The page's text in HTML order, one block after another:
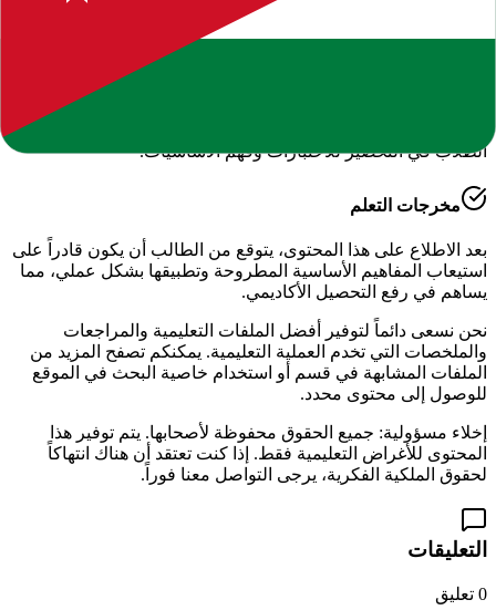
، حيث تم
إعداده بعناية ليتوافق مع المناهج الدراسية الحديثة وتلبية احتياجات
الطلاب في التحضير للاختبارات وفهم الأساسيات.
مخرجات التعلم
بعد الاطلاع على هذا المحتوى، يتوقع من الطالب أن يكون قادراً على
استيعاب المفاهيم الأساسية المطروحة وتطبيقها بشكل عملي، مما
يساهم في رفع التحصيل الأكاديمي.
نحن نسعى دائماً لتوفير أفضل الملفات التعليمية والمراجعات
والملخصات التي تخدم العملية التعليمية. يمكنكم تصفح المزيد من
الملفات المشابهة في قسم
أو استخدام خاصية البحث في الموقع
للوصول إلى محتوى محدد.
إخلاء مسؤولية: جميع الحقوق محفوظة لأصحابها. يتم توفير هذا
المحتوى للأغراض التعليمية فقط. إذا كنت تعتقد أن هناك انتهاكاً
لحقوق الملكية الفكرية، يرجى التواصل معنا فوراً.
التعليقات
0 تعليق